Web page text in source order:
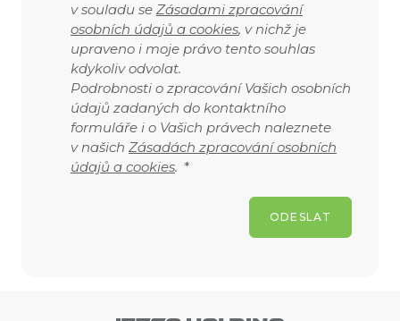
v souladu se Zásadami zpracování
osobních údajů a cookies, v nichž je
upraveno i moje právo tento souhlas
kdykoliv odvolat.
Podrobnosti o zpracování Vašich osobních
údajů zadaných do kontaktního
formuláře i o Vašich právech naleznete
v našich Zásadách zpracování osobních
údajů a cookies. *
ODESLAT